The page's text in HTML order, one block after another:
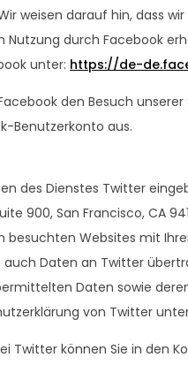
weisen darauf hin, dass
durch Facebook
unter: https://de-
den Besuch
Benutzerkonto aus.
des Dienstes Twitter
900, San Francisco, CA
besuchten Websites mit
Daten an Twitter
Daten sowie
von Twitter
Twitter können Sie in den